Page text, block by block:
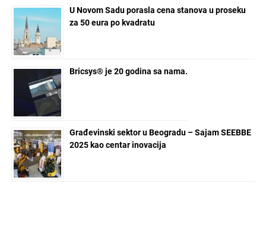
U Novom Sadu porasla cena stanova u proseku
za 50 eura po kvadratu
Bricsys® je 20 godina sa nama.
Građevinski sektor u Beogradu – Sajam SEEBBE
2025 kao centar inovacija